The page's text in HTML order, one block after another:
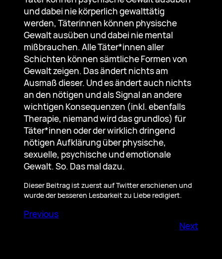
und dabei nie körperlich gewalttätig
werden, Täterinnen können physische
Gewalt ausüben und dabei nie mental
mißbrauchen. Alle Täter*innen aller
Schichten können sämtliche Formen von
Gewalt zeigen. Das ändert nichts am
Ausmaß dieser. Und es ändert auch nichts
an den nötigen und als Signal an andere
wichtigen Konsequenzen (inkl. ebenfalls
Therapie, niemand wird das grundlos) für
Täter*innen oder der wirklich dringend
nötigen Aufklärung über physische,
sexuelle, psychische und emotionale
Gewalt. So. Das mal dazu.
Dieser Beitrag ist zuerst auf Twitter erschienen und
wurde der besseren Lesbarkeit zu Liebe redigiert.
Previous
Next